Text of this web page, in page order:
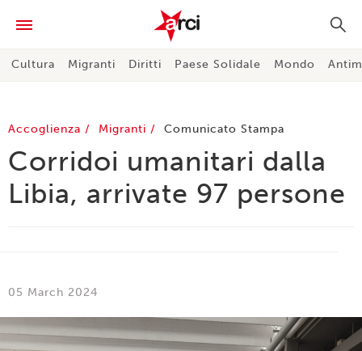
Cultura Migranti Diritti Paese Solidale Mondo
Accoglienza Migranti Comunicato Stampa
Corridoi umanitari dalla
Libia, arrivate 97 persone
05 March 2024